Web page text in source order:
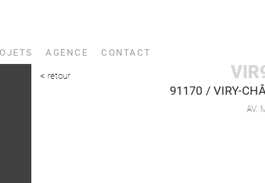
AGENCE CONTACT
< retour
91170 /VIRY-
AV.